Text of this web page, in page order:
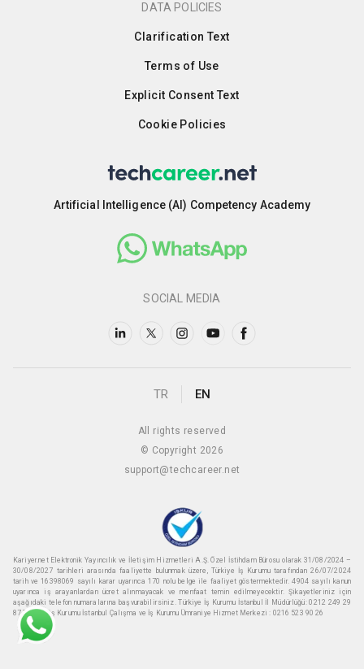
DATA POLICIES
Clarification Text
Terms of Use
Explicit Consent Text
Cookie Policies
Artificial Intelligence (AI) Competency Academy
SOCIAL MEDIA
TR EN
All rights reserved
© Copyright 2026
support@techcareer.net
Kariyer.net Elektronik Yayıncılık ve İletişim Hizmetleri A.Ş. Özel İstihdam Bürosu olarak 31/08/2024 –
30/08/2027 tarihleri arasında faaliyette bulunmak üzere, Türkiye İş Kurumu tarafından 26/07/2024
tarih ve 16398069 sayılı karar uyarınca 170 nolu belge ile faaliyet göstermektedir. 4904 sayılı kanun
uyarınca iş arayanlardan ücret alınmayacak ve menfaat temin edilmeyecektir. Şikayetleriniz için
aşağıdaki telefon numaralarına başvurabilirsiniz. Türkiye İş Kurumu İstanbul İl Müdürlüğü: 0212 249 29
87 Türkiye iş Kurumu İstanbul Çalışma ve İş Kurumu Ümraniye Hizmet Merkezi : 0216 523 90 26